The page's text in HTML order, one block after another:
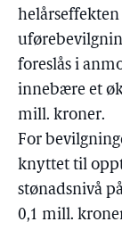
foreslås i
innebære et
mill. kroner.
For
knyttet til
stønadsnivå
0,1 mill.